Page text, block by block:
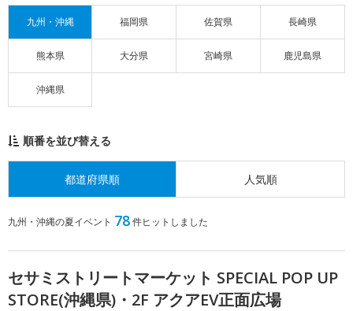
九州・沖縄 福岡県 佐賀県 長崎県
熊本県 大分県 宮崎県 鹿児島県
沖縄県
順番を並び替える
都道府県順 人気順
九州・沖縄の夏イベント 78件ヒットしました
セサミストリートマーケット SPECIAL POP UP
STORE(沖縄県)・2F アクアEV正面広場